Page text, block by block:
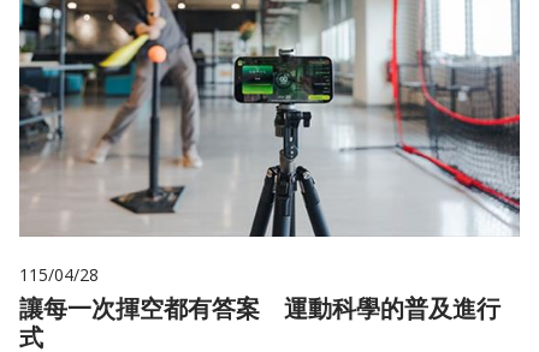
115/04/28
讓每一次揮空都有答案 運動科學的普及進行
式